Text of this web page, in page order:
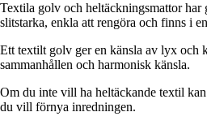
Textila golv och heltäckningsmattor har
slitstarka, enkla att rengöra och finns i
Ett textilt golv ger en känsla av lyx och
sammanhållen och harmonisk känsla.
Om du inte vill ha heltäckande textil
du vill förnya inredningen.